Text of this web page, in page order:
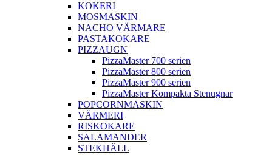
KOKERI
MOSMASKIN
NACHO VÄRMARE
PASTAKOKARE
PIZZAUGN
PizzaMaster 700 serien
PizzaMaster 800 serien
PizzaMaster 900 serien
PizzaMaster Kompakta Stenugnar
POPCORNMASKIN
VÄRMERI
RISKOKARE
SALAMANDER
STEKHÄLL